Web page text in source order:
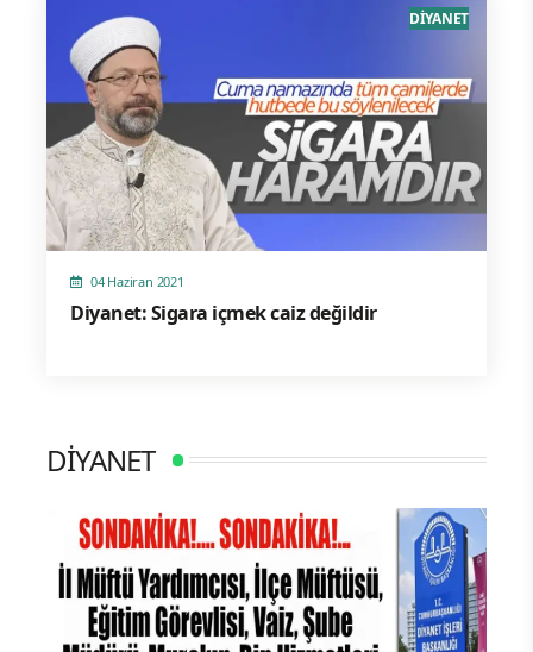
04 Haziran 2021
Diyanet: Sigara içmek caiz değildir
DİYANET
DİYANET